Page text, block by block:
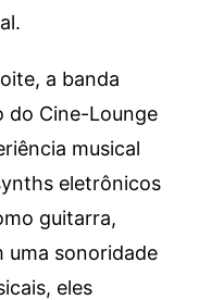
a banda
do Cine-Lounge
musical
eletrônicos
guitarra,
uma sonoridade
eles